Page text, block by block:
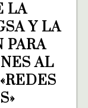
LA
Y LA
PARA
AL